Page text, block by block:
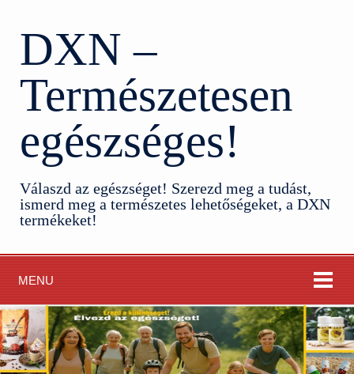
DXN –
Természetesen
egészséges!
Válaszd az egészséget! Szerezd meg a tudást,
ismerd meg a természetes lehetőségeket, a DXN
termékeket!
MENU